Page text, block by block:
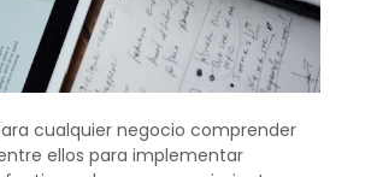
cualquier negocio comprender
ellos para implementar